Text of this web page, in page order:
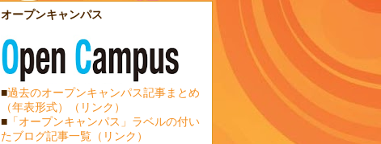
オープンキャンパス
■過去のオープンキャンパス記事まとめ
（年表形式）（リンク）
■ 「オープンキャンパス」ラベルの付い
たブログ記事一覧（リンク）